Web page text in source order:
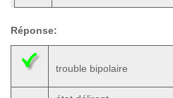
Réponse:
trouble bipolaire